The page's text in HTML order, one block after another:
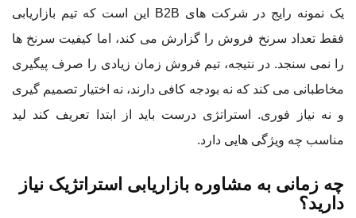
یک نمونه رایج در شرکت های B2B این است که تیم بازاریابی
فقط تعداد سرنخ فروش را گزارش می کند، اما کیفیت سرنخ ها
را نمی سنجد. در نتیجه، تیم فروش زمان زیادی را صرف پیگیری
مخاطبانی می کند که نه بودجه کافی دارند، نه اختیار تصمیم گیری
و نه نیاز فوری. استراتژی درست باید از ابتدا تعریف کند لید
مناسب چه ویژگی هایی دارد.
چه زمانی به مشاوره بازاریابی استراتژیک نیاز
دارید؟